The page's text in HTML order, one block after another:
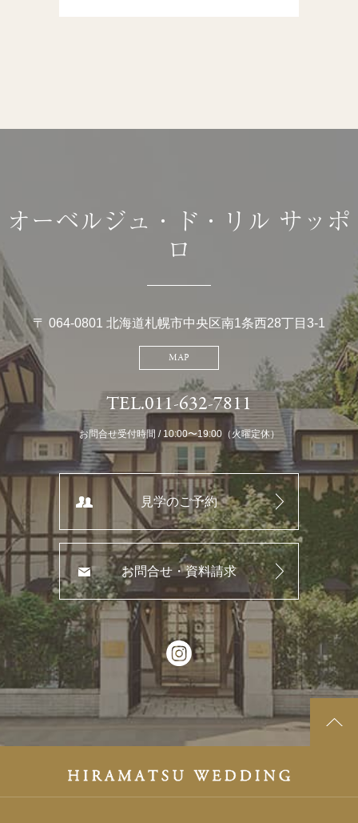
オーベルジュ・ド・リル サッポ
ロ
〒 064-0801 北海道札幌市中央区南1条西28丁目3-1
MAP
TEL.011-632-7811
お問合せ受付時間 / 10:00〜19:00（火曜定休）
見学のご予約
お問合せ・資料請求